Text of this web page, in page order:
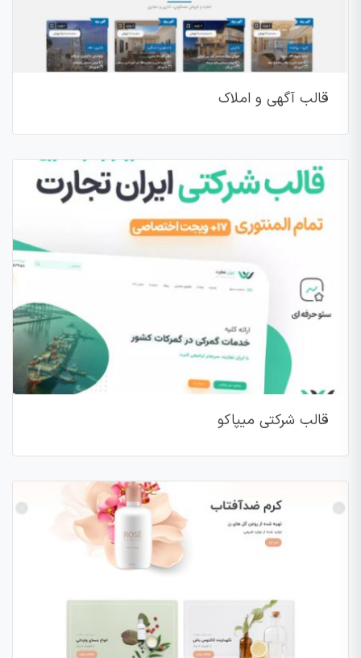
قالب آگهی و املاک
قالب شرکتی میپاکو